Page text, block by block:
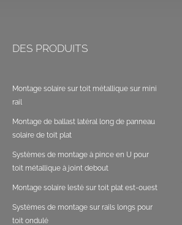
DES PRODUITS
Montage solaire sur toit métallique sur mini
rail
Montage de ballast latéral long de panneau
solaire de toit plat
Systèmes de montage à pince en U pour
toit métallique à joint debout
Montage solaire lesté sur toit plat est-ouest
Systèmes de montage sur rails longs pour
toit ondulé